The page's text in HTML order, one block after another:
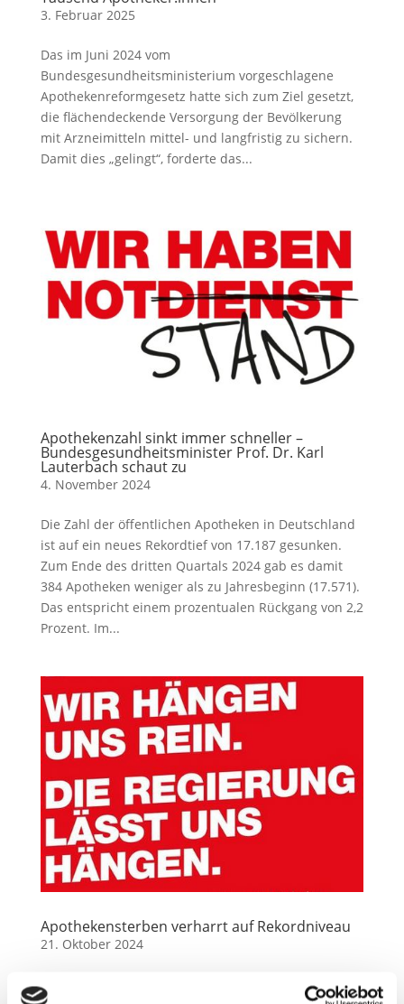
3. Februar 2025
Das im Juni 2024 vom
Bundesgesundheitsministerium vorgeschlagene
Apothekenreformgesetz hatte sich zum Ziel gesetzt,
die flächendeckende Versorgung der Bevölkerung
mit Arzneimitteln mittel- und langfristig zu sichern.
Damit dies „gelingt“, forderte das...
Apothekenzahl sinkt immer schneller –
Bundesgesundheitsminister Prof. Dr. Karl
Lauterbach schaut zu
4. November 2024
Die Zahl der öffentlichen Apotheken in Deutschland
ist auf ein neues Rekordtief von 17.187 gesunken.
Zum Ende des dritten Quartals 2024 gab es damit
384 Apotheken weniger als zu Jahresbeginn (17.571).
Das entspricht einem prozentualen Rückgang von 2,2
Prozent. Im...
Apothekensterben verharrt auf Rekordniveau
21. Oktober 2024
Die Zahl der Apothekenschließungen verharrt auch